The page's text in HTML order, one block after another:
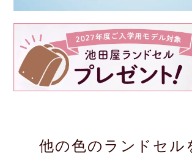
他の色のランドセル